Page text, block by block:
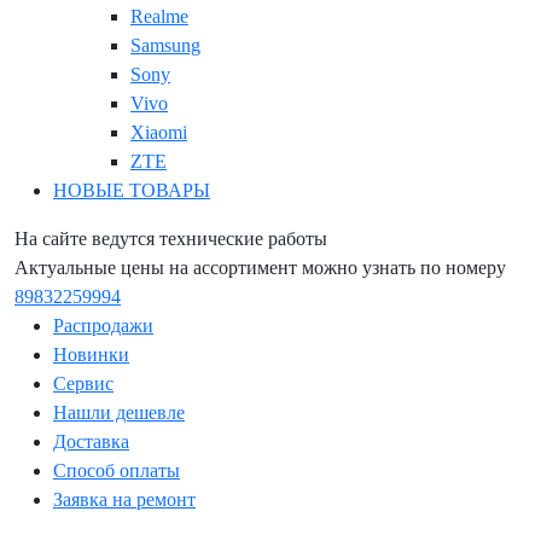
Realme
Samsung
Sony
Vivo
Xiaomi
ZTE
НОВЫЕ ТОВАРЫ
На сайте ведутся технические работы
Актуальные цены на ассортимент можно узнать по номеру
89832259994
Распродажи
Новинки
Сервис
Нашли дешевле
Доставка
Способ оплаты
Заявка на ремонт